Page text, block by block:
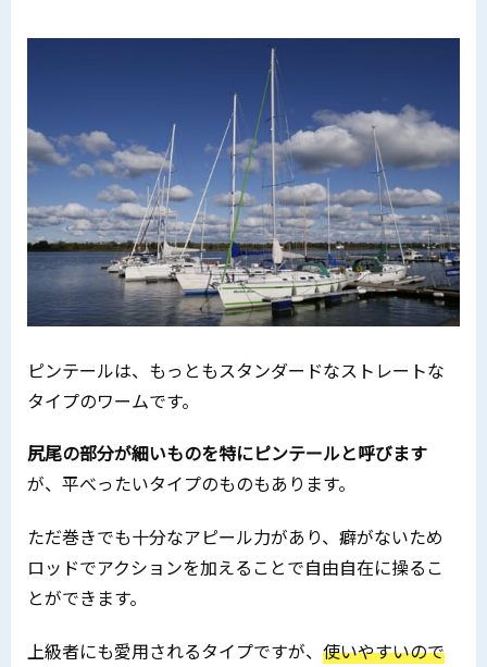
ピンテールは、もっともスタンダードなストレートな
タイプのワームです。
尻尾の部分が細いものを特にピンテールと呼びます
が、平べったいタイプのものもあります。
ただ巻きでも十分なアピール力があり、癖がないため
ロッドでアクションを加えることで自由自在に操るこ
とができます。
上級者にも愛用されるタイプですが、 使いやすいので